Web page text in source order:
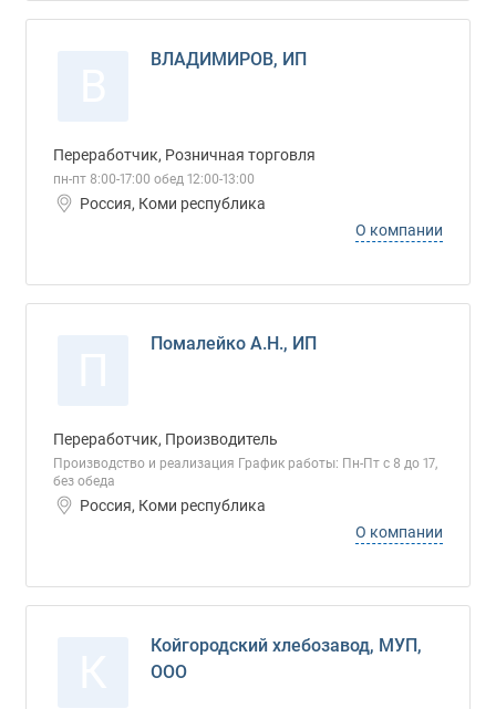
ВЛАДИМИРОВ, ИП
Переработчик, Розничная торговля
пн-пт 8:00-17:00 обед 12:00-13:00
Россия, Коми республика
О компании
Помалейко А.Н., ИП
Переработчик, Производитель
Производство и реализация График работы: Пн-Пт с 8 до 17,
без обеда
Россия, Коми республика
О компании
Койгородский хлебозавод, МУП,
ООО